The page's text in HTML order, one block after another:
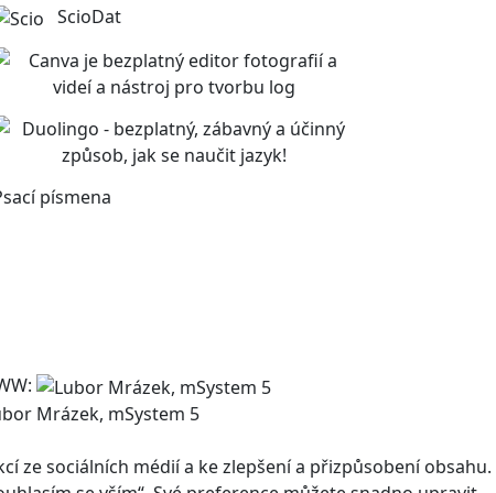
ScioDat
písmena
Mrázek, mSystem 5
ze sociálních médií a ke zlepšení a přizpůsobení obsahu.